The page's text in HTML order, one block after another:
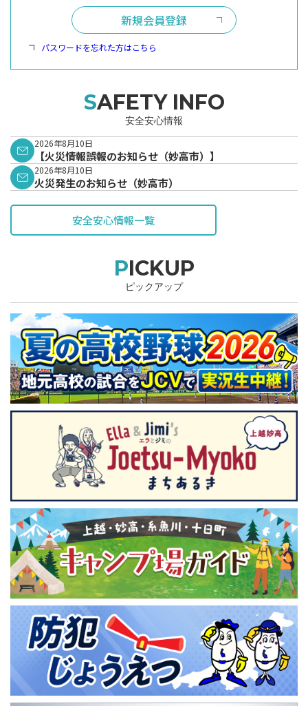
新規会員登録
パスワードを忘れた方はこちら
SAFETY INFO
安全安心情報
2026年8月10日
【火災情報誤報のお知らせ（妙高市）】
2026年8月10日
火災発生のお知らせ（妙高市）
安全安心情報一覧
PICKUP
ピックアップ